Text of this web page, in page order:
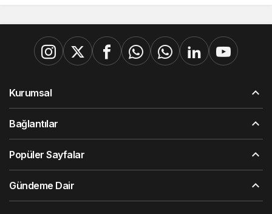
Kurumsal
Bağlantılar
Popüler Sayfalar
Gündeme Dair